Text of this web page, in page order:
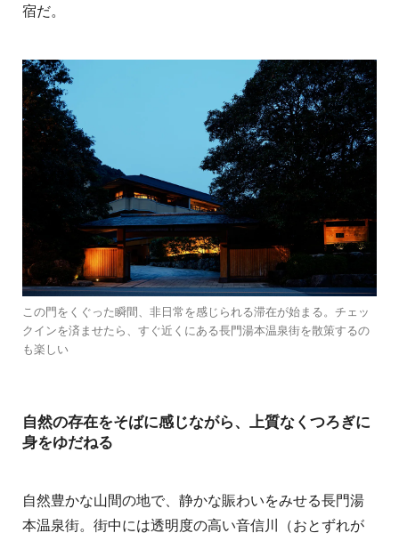
宿だ。
この門をくぐった瞬間、非日常を感じられる滞在が始まる。チェッ
クインを済ませたら、すぐ近くにある長門湯本温泉街を散策するの
も楽しい
自然の存在をそばに感じながら、上質なくつろぎに
身をゆだねる
自然豊かな山間の地で、静かな賑わいをみせる長門湯
本温泉街。街中には透明度の高い音信川（おとずれが